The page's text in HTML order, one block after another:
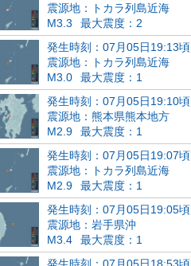
震源地：トカラ列島近海
M3.3
最大震度：2
発生時刻：07月05日19:13頃
震源地：トカラ列島近海
M3.0
最大震度：1
発生時刻：07月05日19:10頃
震源地：熊本県熊本地方
M2.9
最大震度：1
発生時刻：07月05日19:07頃
震源地：トカラ列島近海
M2.9
最大震度：1
発生時刻：07月05日19:05頃
震源地：岩手県沖
M3.4
最大震度：1
発生時刻：07月05日18:53頃